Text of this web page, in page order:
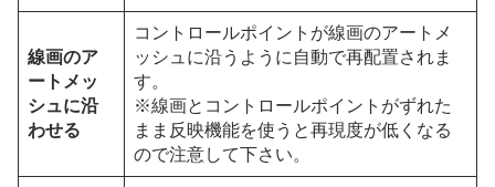
線画のア
ートメッ
シュに沿
わせる
コントロールポイントが線画のアートメ
ッシュに沿うように自動で再配置されま
す。
※線画とコントロールポイントがずれた
まま反映機能を使うと再現度が低くなる
ので注意して下さい。